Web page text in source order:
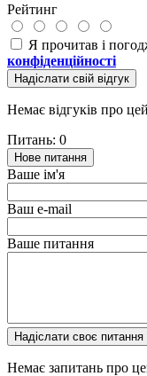
Рейтинг
Я прочитав і
конфіденційності
Надіслати свій відгук
Немає відгуків про
Питань: 0
Нове питання
Ваше ім'я
Ваш e-mail
Ваше питання
Надіслати своє питання
Немає запитань про